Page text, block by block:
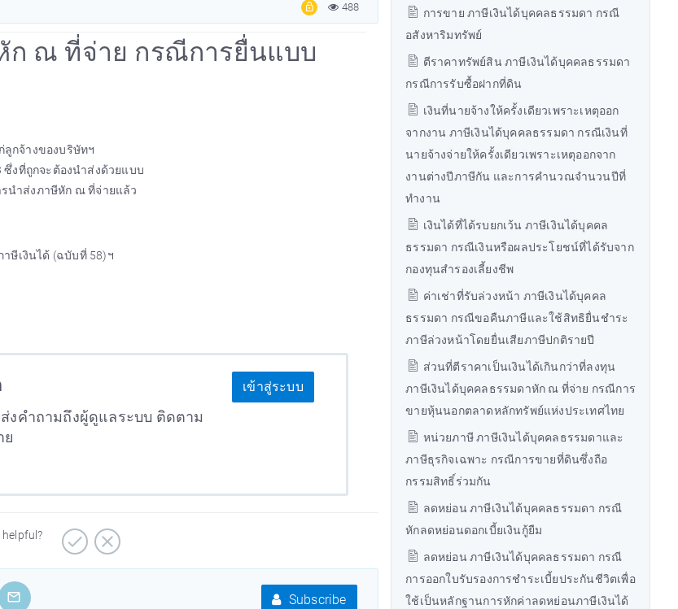
การขาย ภาษีเงินได้บุคคลธรรมดา กรณี
อสังหาริมทรัพย์
ตีราคาทรัพย์สิน ภาษีเงินได้บุคคลธรรมดา
กรณีการรับซื้อฝากที่ดิน
เงินที่นายจ้างให้ครั้งเดียวเพราะเหตุออก
จากงาน ภาษีเงินได้บุคคลธรรมดา กรณีเงินที่
นายจ้างจ่ายให้ครั้งเดียวเพราะเหตุออกจาก
งานต่างปีภาษีกัน และการคำนวณจำนวนปีที่
ทำงาน
เงินได้ที่ได้รบยกเว้น ภาษีเงินได้บุคคล
ธรรมดา กรณีเงินหรือผลประโยชน์ที่ได้รับจาก
กองทุนสำรองเลี้ยงชีพ
ค่าเช่าที่รับล่วงหน้า ภาษีเงินได้บุคคล
ธรรมดา กรณีขอคืนภาษีและใช้สิทธิยื่นชำระ
ภาษีล่วงหน้าโดยยื่นเสียภาษีปกติรายปี
ส่วนที่ตีราคาเป็นเงินได้เกินกว่าที่ลงทุน
ภาษีเงินได้บุคคลธรรมดาหัก ณ ที่จ่าย กรณีการ
ขายหุ้นนอกตลาดหลักทรัพย์แห่งประเทศไทย
หน่วยภาษี ภาษีเงินได้บุคคลธรรมดาและ
ภาษีธุรกิจเฉพาะ กรณีการขายที่ดินซึ่งถือ
กรรมสิทธิ์ร่วมกัน
ลดหย่อน ภาษีเงินได้บุคคลธรรมดา กรณี
หักลดหย่อนดอกเบี้ยเงินกู้ยืม
ลดหย่อน ภาษีเงินได้บุคคลธรรมดา กรณี
การออกใบรับรองการชำระเบี้ยประกันชีวิตเพื่อ
ใช้เป็นหลักฐานการหักค่าลดหย่อนภาษีเงินได้
488
ก ณ ที่จ่าย กรณีการยื่นแบบ
ลูกจ้างของบริษัทฯ
งที่ถูกจะต้องนำส่งด้วยแบบ
นำส่งภาษีหัก ณ ที่จ่ายแล้ว
ษีเงินได้ (ฉบับที่ 58)ฯ
งคำถามถึงผู้ดูแลระบบ ติดตาม
ย
เข้าสู่ระบบ
Subscribe